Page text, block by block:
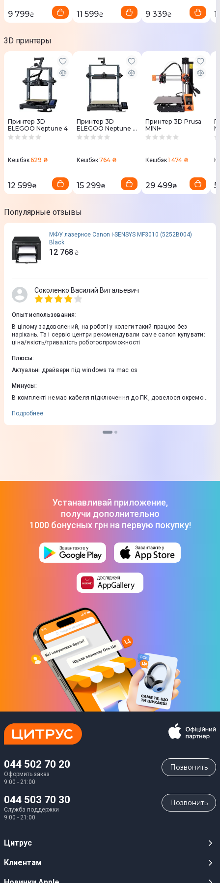
9 799₴ 11 599₴ 9 339₴
3D принтеры
Принтер 3D
ELEGOO Neptune 4
Кешбэк629 ₴
12 599₴
Принтер 3D
ELEGOO Neptune 4
Plus
Кешбэк764 ₴
15 299₴
Принтер 3D Prusa
MINI+
Кешбэк1 474 ₴
29 499₴
Популярные отзывы
МФУ лазерное Canon i-SENSYS MF3010 (5252B004)
Black
12 768 ₴
Соколенко Василий Витальевич
Опыт использования:
В цілому задоволений, на роботі у колеги такий працює без
нарікань. Та і сервіс центри рекомендували саме canon купувати:
ціна/якість/тривалість роботоспроможності
Плюсы:
Актуальні драйвери під windows та mac os
Минусы:
В комплекті немає кабеля підключення до ПК, довелося окремо
Подробнее
Устанавливай приложение,
получи дополнительно
1000 бонусных грн на первую покупку!
044 502 70 20
Оформить заказ
9:00 - 21:00
Позвонить
044 503 70 30
Служба поддержки
9:00 - 21:00
Позвонить
Цитрус
Карьера
Клиентам
Публичные оферты